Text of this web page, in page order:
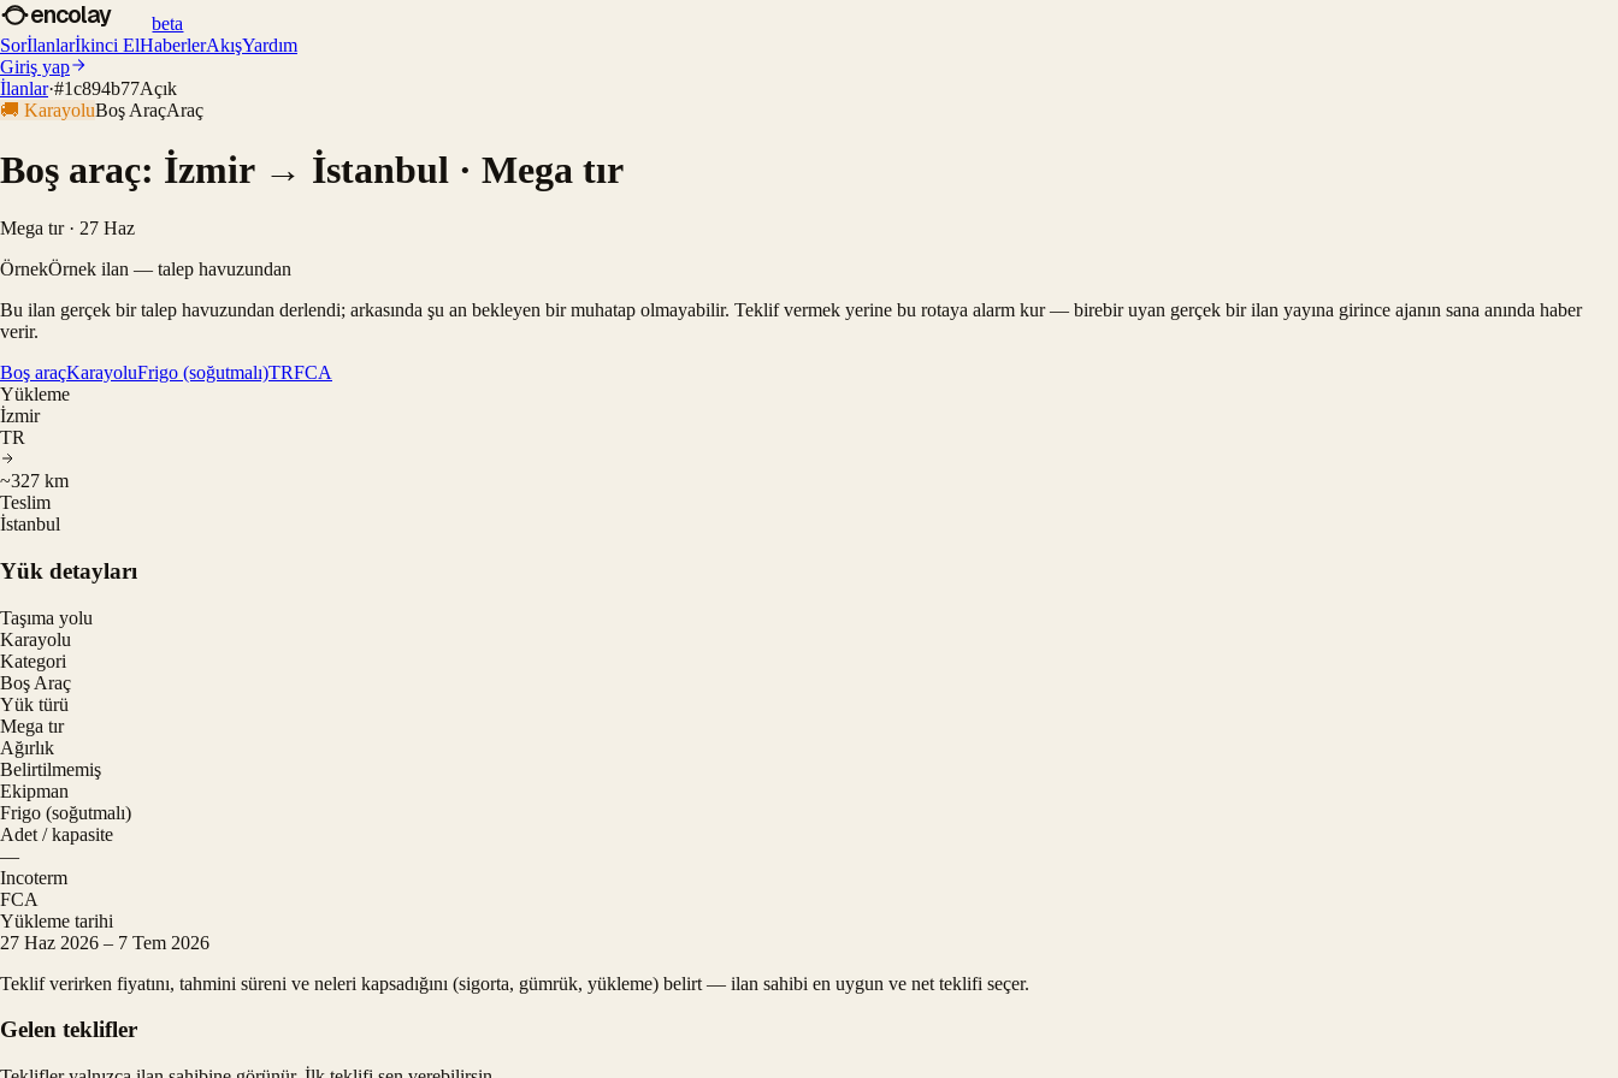
encolay
beta
Sorİlanlarİkinci ElHaberlerAkışYardım
Giriş yap
İlanlar·#1c894b77Açık
🚚 KarayoluBoş AraçAraç
Boş araç: İzmir → İstanbul · Mega tır
Mega tır · 27 Haz
ÖrnekÖrnek ilan — talep havuzundan
Bu ilan gerçek bir talep havuzundan derlendi; arkasında şu an bekleyen bir muhatap olmayabilir. Teklif vermek yerine bu rotaya alarm kur — birebir uyan gerçek bir ilan yayına girince ajanın sana anında haber
verir.
Boş araçKarayoluFrigo (soğutmalı)TRFCA
Yükleme
İzmir
TR
~327 km
Teslim
İstanbul
Yük detayları
Taşıma yolu
Karayolu
Kategori
Boş Araç
Yük türü
Mega tır
Ağırlık
Belirtilmemiş
Ekipman
Frigo (soğutmalı)
Adet / kapasite
—
Incoterm
FCA
Yükleme tarihi
27 Haz 2026 – 7 Tem 2026
Teklif verirken fiyatını, tahmini süreni ve neleri kapsadığını (sigorta, gümrük, yükleme) belirt — ilan sahibi en uygun ve net teklifi seçer.
Gelen teklifler